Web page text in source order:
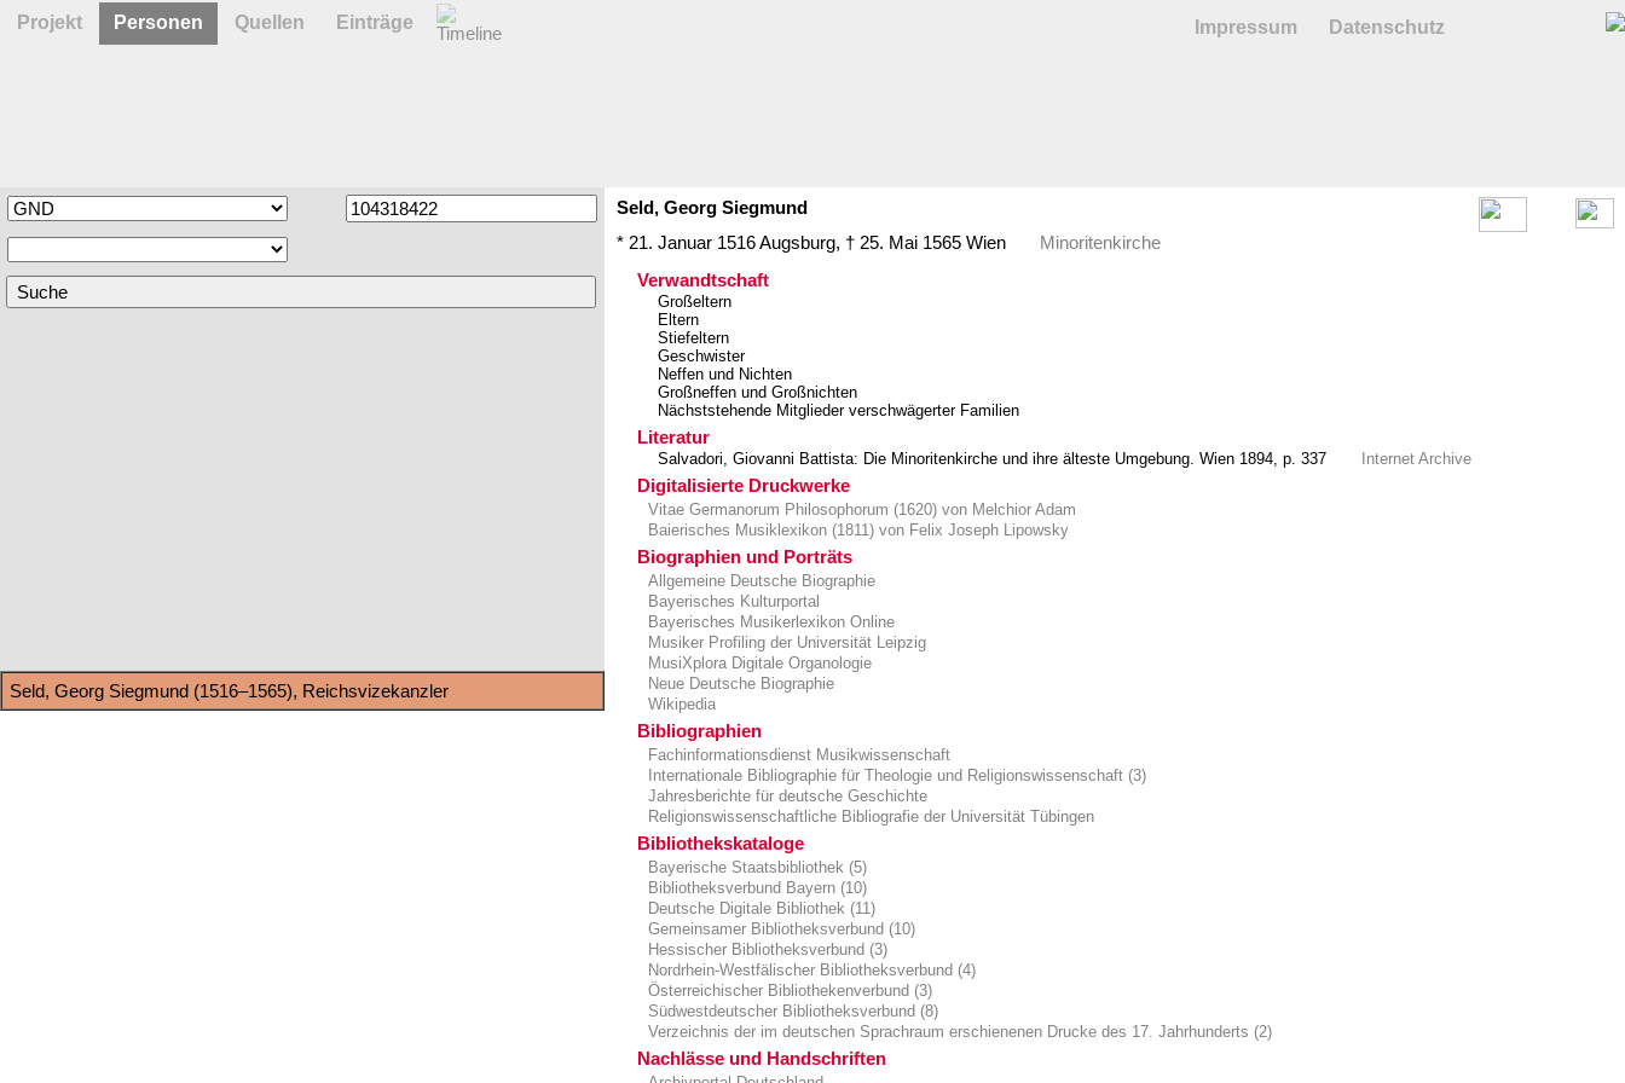
Seld, Georg Siegmund (1516–1565), Reichsvizekanzler
Seld, Georg Siegmund
* 21. Januar 1516Augsburg, † 25. Mai 1565 Wien
Minoritenkirche
Verwandtschaft
Großeltern
Eltern
Stiefeltern
Geschwister
Neffen und Nichten
Großneffen und Großnichten
Nächststehende Mitglieder verschwägerter Familien
Literatur
Salvadori, Giovanni Battista: Die Minoritenkirche und ihre älteste Umgebung. Wien 1894, p. 337 Internet Archive
Digitalisierte Druckwerke
Vitae Germanorum Philosophorum (1620) von Melchior Adam
Baierisches Musiklexikon (1811) von Felix Joseph Lipowsky
Biographien und Porträts
Allgemeine Deutsche Biographie
Bayerisches Kulturportal
Bayerisches Musikerlexikon Online
Musiker Profiling der Universität Leipzig
MusiXplora Digitale Organologie
Neue Deutsche Biographie
Wikipedia
Bibliographien
Fachinformationsdienst Musikwissenschaft
Internationale Bibliographie für Theologie und Religionswissenschaft (3)
Jahresberichte für deutsche Geschichte
Religionswissenschaftliche Bibliografie der Universität Tübingen
Bibliothekskataloge
Bayerische Staatsbibliothek (5)
Bibliotheksverbund Bayern (10)
Deutsche Digitale Bibliothek (11)
Gemeinsamer Bibliotheksverbund (10)
Hessischer Bibliotheksverbund (3)
Nordrhein-Westfälischer Bibliotheksverbund (4)
Österreichischer Bibliothekenverbund (3)
Südwestdeutscher Bibliotheksverbund (8)
Verzeichnis der im deutschen Sprachraum erschienenen Drucke des 17. Jahrhunderts (2)
Nachlässe und Handschriften
Projekt Personen Quellen Einträge Impressum Datenschutz